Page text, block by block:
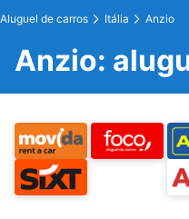
Aluguel de carros Itália Anzio
Anzio: